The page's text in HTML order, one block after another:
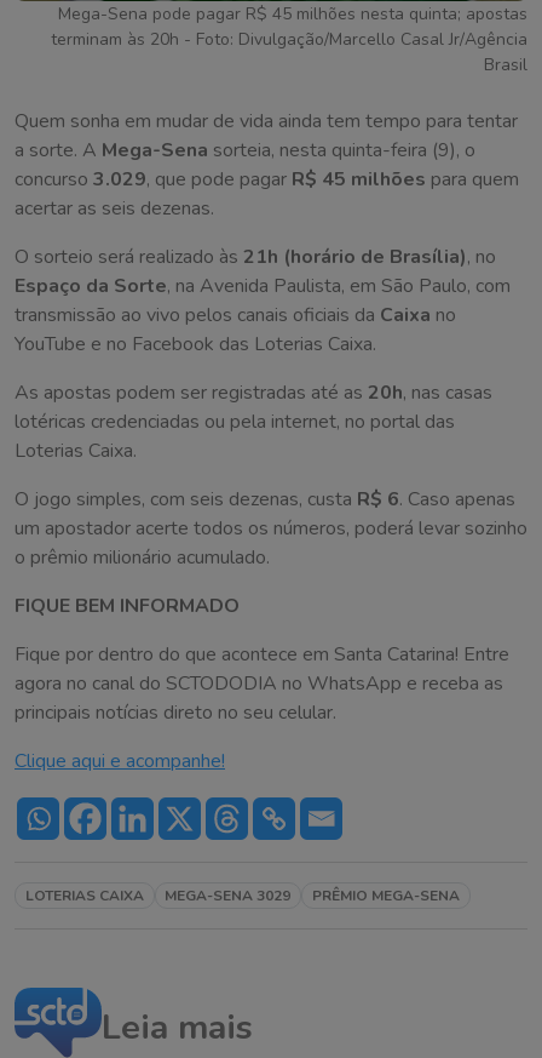
Mega-Sena pode pagar R$ 45 milhões nesta quinta; apostas
terminam às 20h - Foto: Divulgação/Marcello Casal Jr/Agência
Brasil
Quem sonha em mudar de vida ainda tem tempo para tentar
a sorte. A Mega-Sena sorteia, nesta quinta-feira (9), o
concurso 3.029, que pode pagar R$ 45 milhões para quem
acertar as seis dezenas.
O sorteio será realizado às 21h (horário de Brasília), no
Espaço da Sorte, na Avenida Paulista, em São Paulo, com
transmissão ao vivo pelos canais oficiais da Caixa no
YouTube e no Facebook das Loterias Caixa.
As apostas podem ser registradas até as 20h, nas casas
lotéricas credenciadas ou pela internet, no portal das
Loterias Caixa.
O jogo simples, com seis dezenas, custa R$ 6. Caso apenas
um apostador acerte todos os números, poderá levar sozinho
o prêmio milionário acumulado.
FIQUE BEM INFORMADO
Fique por dentro do que acontece em Santa Catarina! Entre
agora no canal do SCTODODIA no WhatsApp e receba as
principais notícias direto no seu celular.
Clique aqui e acompanhe!
LOTERIAS CAIXA MEGA-SENA 3029 PRÊMIO MEGA-SENA
Leia mais